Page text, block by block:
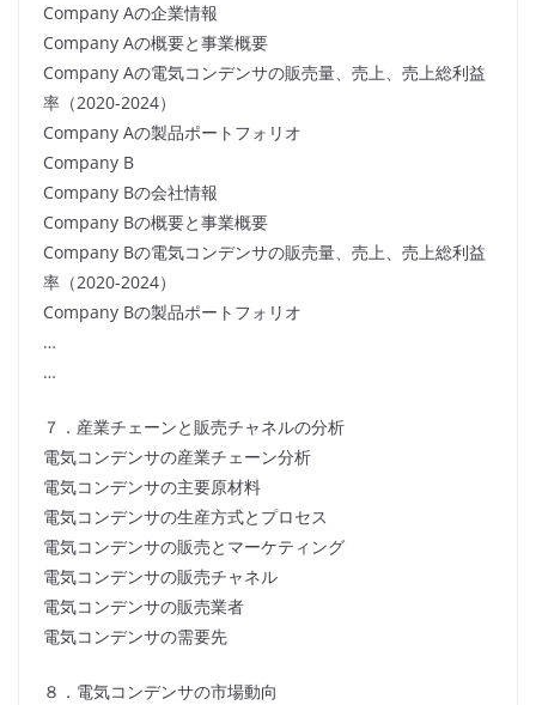
Company Aの企業情報
Company Aの概要と事業概要
Company Aの電気コンデンサの販売量、売上、売上総利益
率（2020-2024）
Company Aの製品ポートフォリオ
Company B
Company Bの会社情報
Company Bの概要と事業概要
Company Bの電気コンデンサの販売量、売上、売上総利益
率（2020-2024）
Company Bの製品ポートフォリオ
…
…
７．産業チェーンと販売チャネルの分析
電気コンデンサの産業チェーン分析
電気コンデンサの主要原材料
電気コンデンサの生産方式とプロセス
電気コンデンサの販売とマーケティング
電気コンデンサの販売チャネル
電気コンデンサの販売業者
電気コンデンサの需要先
８．電気コンデンサの市場動向